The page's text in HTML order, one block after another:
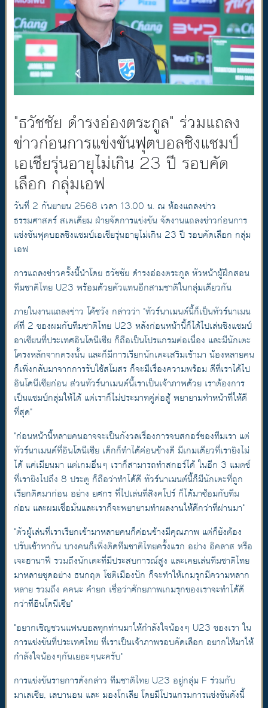
"ธวัชชัย ดำรงอ่องตระกูล" ร่วมแถลง
ข่าวก่อนการแข่งขันฟุตบอลชิงแชมป์
เอเชียรุ่นอายุไม่เกิน 23 ปี รอบคัด
เลือก กลุ่มเอฟ
วันที่ 2 กันยายน 2568 เวลา 13.00 น. ณ ห้องแถลงข่าว
ธรรมศาสตร์ สเตเดียม ฝ่ายจัดการแข่งขัน จัดงานแถลงข่าวก่อนการ
แข่งขันฟุตบอลชิงแชมป์เอเชียรุ่นอายุไม่เกิน 23 ปี รอบคัดเลือก กลุ่ม
เอฟ
การแถลงข่าวครั้งนี้นำโดย ธวัชชัย ดำรงอ่องตระกูล หัวหน้าผู้ฝึกสอน
ทีมชาติไทย U23 พร้อมด้วยตัวแทนอีกสามชาติในกลุ่มเดียวกัน
ภายในงานแถลงข่าว โค้ชวัง กล่าวว่า "ทัวร์นาเมนต์นี้ก็เป็นทัวร์นาเมน
ต์ที่ 2 ของผมกับทีมชาติไทย U23 หลังก่อนหน้านี้ก็ได้ไปเล่นชิงแชมป์
อาเซียนที่ประเทศอินโดนีเซีย ก็ถือเป็นโปรแกรมต่อเนื่อง และมีนักเตะ
โครงหลักจากตรงนั้น และก็มีการเรียกนักเตะเสริมเข้ามา น้องหลายคน
ก็เพิ่งกลับมาจากการรับใช้สโมสร ก็จะมีเรื่องความพร้อม ดีที่เราได้ไป
อินโดนีเซียก่อน ส่วนทัวร์นาเมนต์นี้เราเป็นเจ้าภาพด้วย เราต้องการ
เป็นแชมป์กลุ่มให้ได้ แต่เราก็ไม่ประมาทคู่ต่อสู้ พยายามทำหน้าที่ให้ดี
ที่สุด"
"ก่อนหน้านี้หลายคนอาจจะเป็นกังวลเรื่องการจบสกอร์ของทีมเรา แต่
ทัวร์นาเมนต์ที่อินโดนีเซีย เด็กก็ทำได้ค่อนข้างดี มีเกมเดียวที่เรายิงไม่
ได้ แค่เมียนมา แต่เกมอื่นๆ เราก็สามารถทำสกอร์ได้ ในอีก 3 แมตช์
ที่เรายิงไปถึง 8 ประตู ก็ถือว่าทำได้ดี ทัวร์นาเมนต์นี้ก็มีนักเตะที่ถูก
เรียกติดมาก่อน อย่าง ยศกร ที่ไปเล่นที่สิงคโปร์ ก็ได้มาซ้อมกับทีม
ก่อน และผมเชื่อมั่นและเราก็จะพยายามทำผลงานให้ดีกว่าที่ผ่านมา"
"ตัวผู้เล่นที่เราเรียกเข้ามาหลายคนก็ค่อนข้างมีคุณภาพ แต่ก็ยังต้อง
ปรับเข้าหากัน บางคนก็เพิ่งติดทีมชาติไทยครั้งแรก อย่าง อิคลาส หรือ
เจะฮานาฟี รวมถึงนักเตะที่มีประสบการณ์สูง และเคยเล่นทีมชาติไทย
มาหลายชุดอย่าง ธนกฤต โชติเมืองปัก ก็จะทำให้เกมรุกมีความหลาก
หลาย รวมถึง คคนะ คำยก เชื่อว่าศักยภาพเกมรุกของเราจะทำได้ดี
กว่าที่อินโดนีเซีย"
"อยากเชิญชวนแฟนบอลทุกท่านมาให้กำลังใจน้องๆ U23 ของเรา ใน
การแข่งขันที่ประเทศไทย ที่เราเป็นเจ้าภาพรอบคัดเลือก อยากให้มาให้
กำลังใจน้องๆกันเยอะๆนะครับ"
การแข่งขันรายการดังกล่าว ทีมชาติไทย U23 อยู่กลุ่ม F ร่วมกับ
มาเลเซีย, เลบานอน และ มองโกเลีย โดยมีโปรแกรมการแข่งขันดังนี้